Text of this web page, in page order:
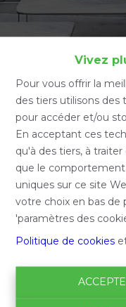
Vivez
Pour vous offrir la
des tiers utilisons des
pour accéder et/ou
En acceptant ces
qu'à des tiers, à
que le
uniques sur ce site
votre choix en bas de
'paramètres des
Politique de cookies
Accueil
Accueil